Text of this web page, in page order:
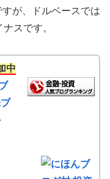
が、ドルベースでは
スです。
中